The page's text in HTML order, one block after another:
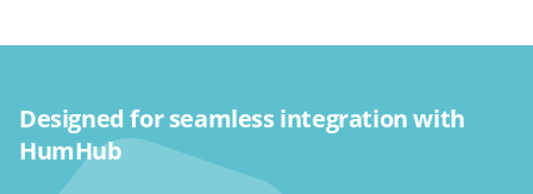
Designed for seamless integration with
HumHub